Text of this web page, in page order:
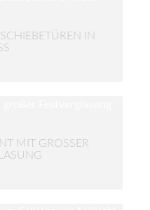
IN
MIT GROSSER F